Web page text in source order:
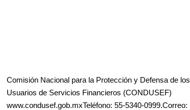
Comisión Nacional para la Protección y Defensa de los
Usuarios de Servicios Financieros (CONDUSEF)
www.condusef.gob.mxTeléfono: 55-5340-0999.Correo: